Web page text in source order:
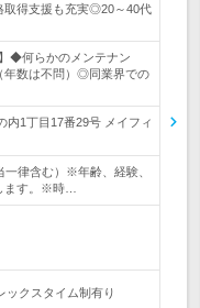
取得支援も充実◎20～40代
◆何らかのメンテナン
年数は不問）◎同業界での
1丁目17番29号 メイフィ
一律含む）※年齢、経験、
ます。※時…
クスタイム制有り